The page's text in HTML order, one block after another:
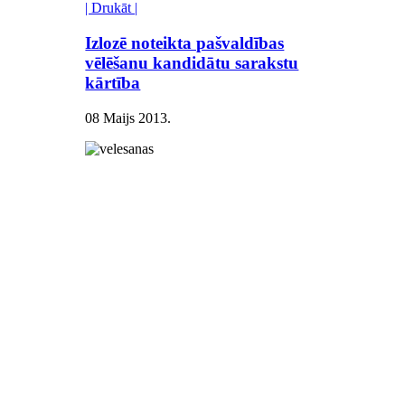
| Drukāt |
Izlozē noteikta pašvaldības
vēlēšanu kandidātu sarakstu
kārtība
08 Maijs 2013.